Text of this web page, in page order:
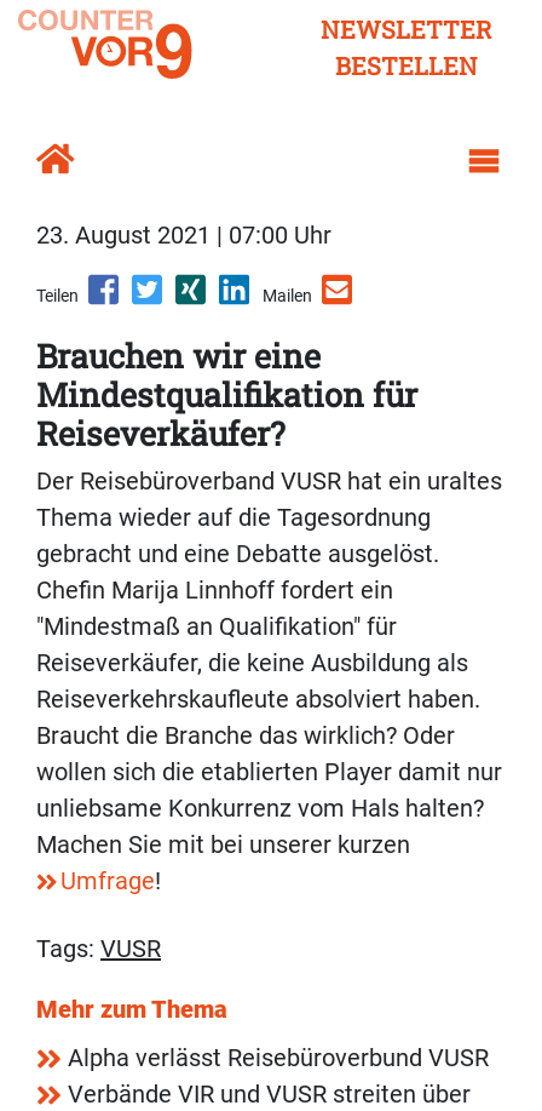
NEWSLETTER
BESTELLEN
23. August 2021 | 07:00 Uhr
Teilen Mailen
Brauchen wir eine
Mindestqualifikation für
Reiseverkäufer?
Der Reisebüroverband VUSR hat ein uraltes
Thema wieder auf die Tagesordnung
gebracht und eine Debatte ausgelöst.
Chefin Marija Linnhoff fordert ein
"Mindestmaß an Qualifikation" für
Reiseverkäufer, die keine Ausbildung als
Reiseverkehrskaufleute absolviert haben.
Braucht die Branche das wirklich? Oder
wollen sich die etablierten Player damit nur
unliebsame Konkurrenz vom Hals halten?
Machen Sie mit bei unserer kurzen
Umfrage!
Tags: VUSR
Mehr zum Thema
Alpha verlässt Reisebüroverbund VUSR
Verbände VIR und VUSR streiten über